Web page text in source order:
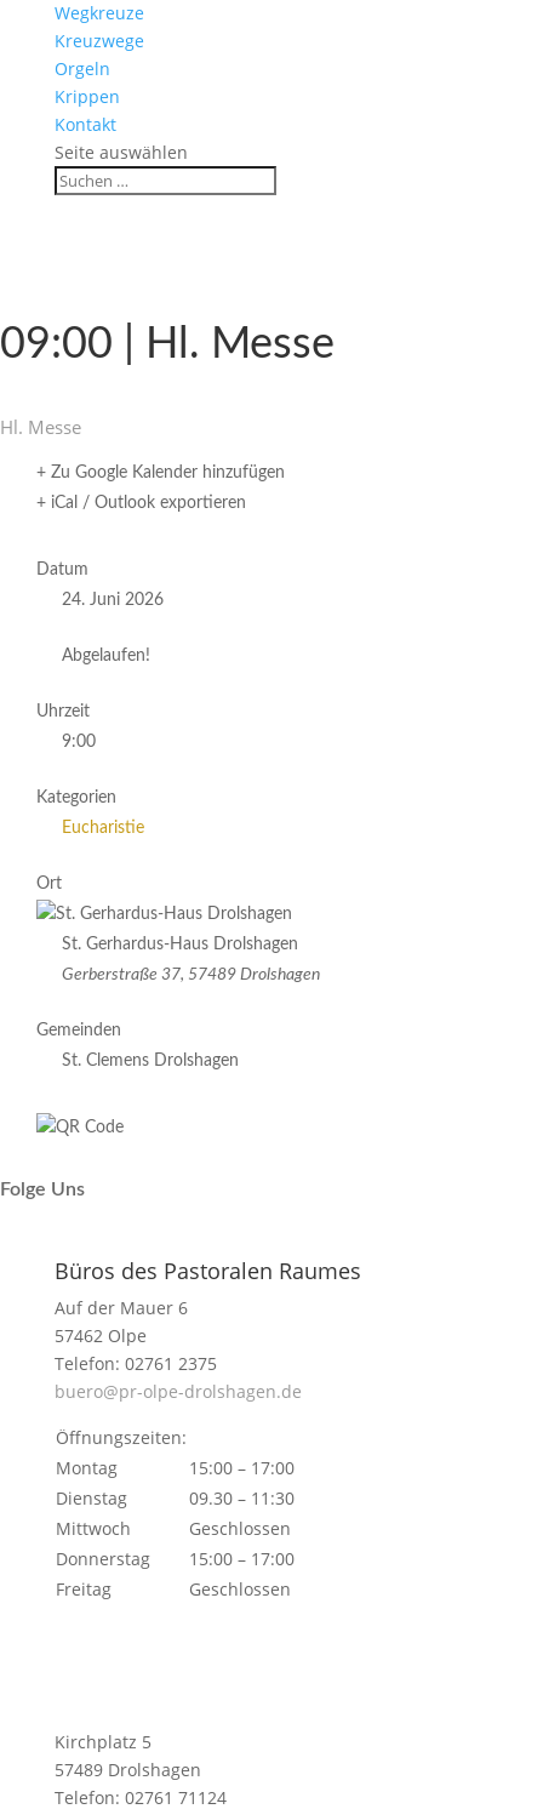
Wegkreuze
Kreuz­wege
Orgeln
Krippen
Kontakt
Seite auswählen
09:00 | Hl. Messe
Hl. Messe
+ Zu Google Kalender hinzufügen
+ iCal / Outlook exportieren
Datum
24. Juni 2026
Abgelaufen!
Uhrzeit
9:00
Kategorien
Eucharistie
Ort
St. Gerhardus-Haus Drolshagen
Gerberstraße 37, 57489 Drolshagen
Gemeinden
St. Clemens Drolshagen
Folge Uns
Büros des Pastoralen Raumes
Auf der Mauer 6
57462 Olpe
Telefon: 02761 2375
buero@pr-olpe-drolshagen.de
Öffnungszeiten:
Montag
15:00 – 17:00
Dienstag
09.30 – 11:30
Mittwoch
Geschlossen
Donnerstag
15:00 – 17:00
Freitag
Geschlossen
Kirchplatz 5
57489 Drolshagen
Telefon: 02761 71124